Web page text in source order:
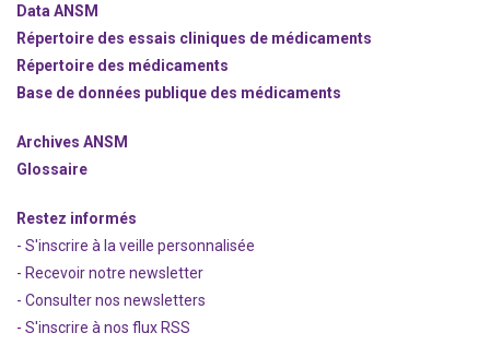
Data ANSM
Répertoire des essais cliniques de médicaments
Répertoire des médicaments
Base de données publique des médicaments
Archives ANSM
Glossaire
Restez informés
- S'inscrire à la veille personnalisée
- Recevoir notre newsletter
- Consulter nos newsletters
- S'inscrire à nos flux RSS